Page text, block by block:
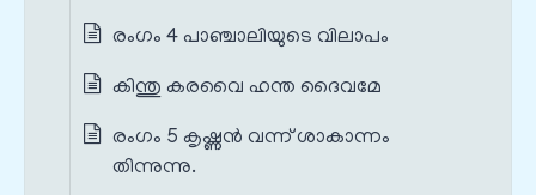
രംഗം 4 പാഞ്ചാലിയുടെ വിലാപം
കിന്തു കരവൈ ഹന്ത ദൈവമേ
രംഗം 5 കൃഷ്ണൻ വന്ന് ശാകാന്നം
തിന്നുന്നു.